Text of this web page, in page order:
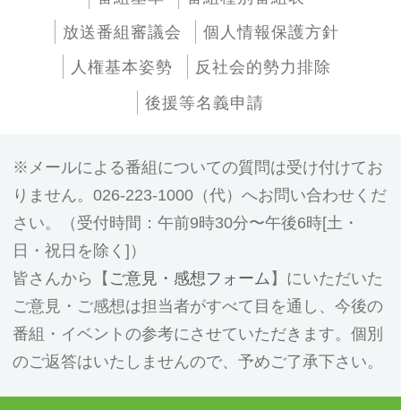
放送番組審議会
個人情報保護方針
人権基本姿勢
反社会的勢力排除
後援等名義申請
メールによる番組についての質問は受け付けてお
りません。026-223-1000（代）へお問い合わせくだ
さい。（受付時間：午前9時30分〜午後6時[土・
日・祝日を除く]）
皆さんから【 ご意見・感想フォーム 】にいただいた
ご意見・ご感想は担当者がすべて目を通し、今後の
番組・イベントの参考にさせていただきます。個別
のご返答はいたしませんので、予めご了承下さい。